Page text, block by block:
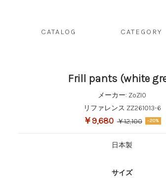
CATALOG CATEGORY
Frill pants (white
メーカー: ZoZIO
リファレンス ZZ261013-6
￥9,680 ￥12,100 -20%
日本製
サイズ